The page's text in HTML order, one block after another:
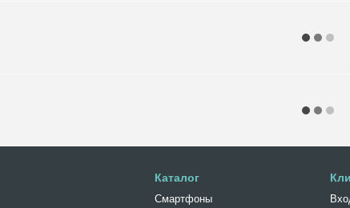
Каталог
Смартфоны